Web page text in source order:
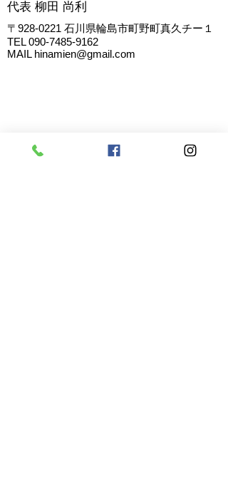
代表 柳田 尚利
〒928-0221 石川県輪島市町野町真久チー１
TEL090-7485-9162
MAIL hinamien@gmail.com
お問い合わせ